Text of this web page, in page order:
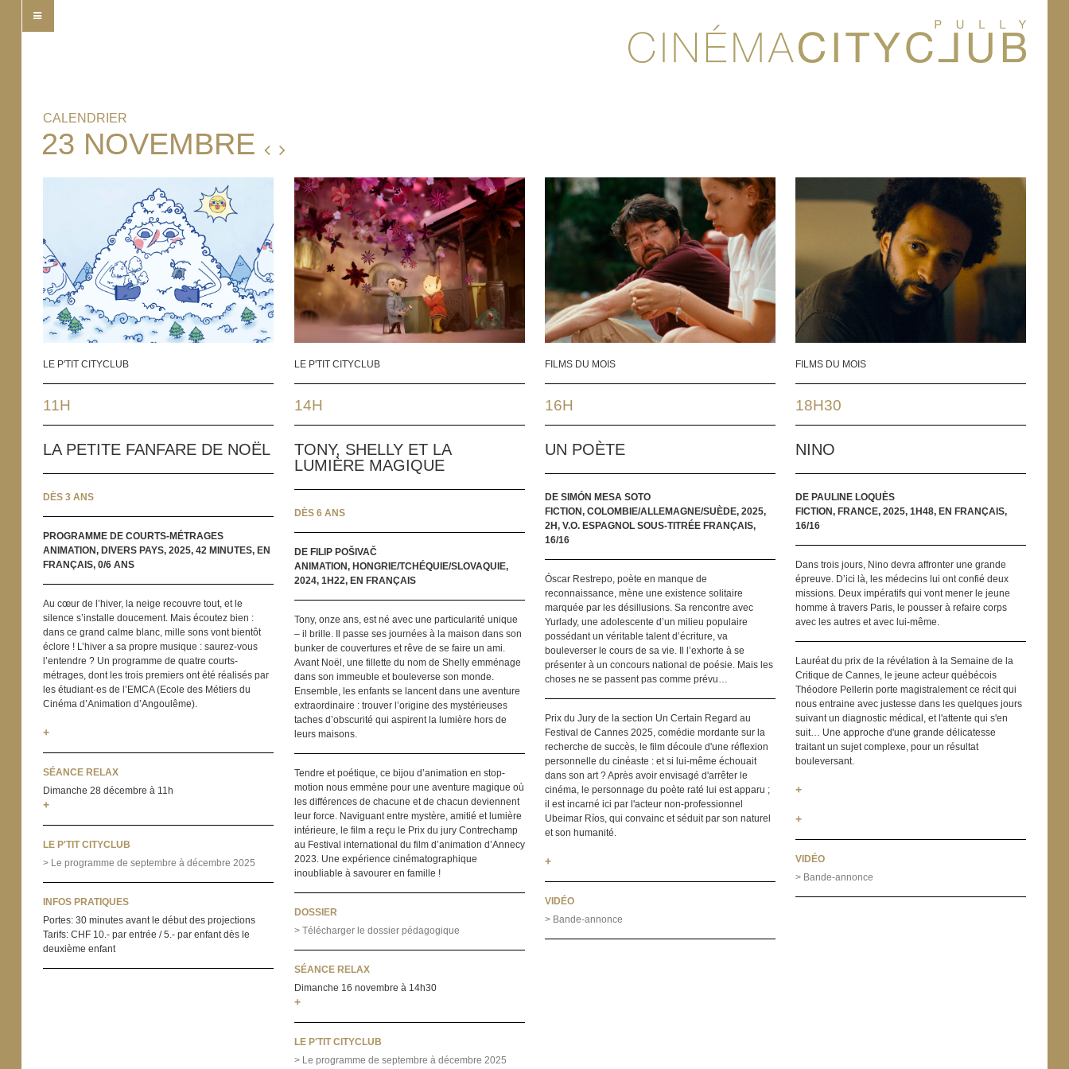
23 NOVEMBRE
LE P'TIT CITYCLUB
11H
LA PETITE FANFARE DE NOËL
DÈS 3 ANS
PROGRAMME DE COURTS-MÉTRAGES
ANIMATION, DIVERS PAYS, 2025, 42 MINUTES, EN
FRANÇAIS, 0/6 ANS
Au cœur de l’hiver, la neige recouvre tout, et le
silence s’installe doucement. Mais écoutez bien :
dans ce grand calme blanc, mille sons vont bientôt
éclore ! L’hiver a sa propre musique : saurez-vous
l’entendre ? Un programme de quatre courts-
métrages, dont les trois premiers ont été réalisés par
les étudiant·es de l’EMCA (Ecole des Métiers du
Cinéma d’Animation d’Angoulême).
+
SÉANCE RELAX
Dimanche 28 décembre à 11h
+
LE P'TIT CITYCLUB
> Le programme de septembre à décembre 2025
INFOS PRATIQUES
Portes: 30 minutes avant le début des projections
Tarifs: CHF 10.- par entrée / 5.- par enfant dès le
deuxième enfant
LE P'TIT CITYCLUB
14H
TONY, SHELLY ET LA
LUMIÈRE MAGIQUE
DÈS 6 ANS
DE FILIP POŠIVAČ
ANIMATION, HONGRIE/TCHÉQUIE/SLOVAQUIE,
2024, 1H22, EN FRANÇAIS
Tony, onze ans, est né avec une particularité unique
– il brille. Il passe ses journées à la maison dans son
bunker de couvertures et rêve de se faire un ami.
Avant Noël, une fillette du nom de Shelly emménage
dans son immeuble et bouleverse son monde.
Ensemble, les enfants se lancent dans une aventure
extraordinaire : trouver l’origine des mystérieuses
taches d’obscurité qui aspirent la lumière hors de
leurs maisons.
Tendre et poétique, ce bijou d’animation en stop-
motion nous emmène pour une aventure magique où
les différences de chacune et de chacun deviennent
leur force. Naviguant entre mystère, amitié et lumière
intérieure, le film a reçu le Prix du jury Contrechamp
au Festival international du film d’animation d’Annecy
2023. Une expérience cinématographique
inoubliable à savourer en famille !
DOSSIER
> Télécharger le dossier pédagogique
SÉANCE RELAX
Dimanche 16 novembre à 14h30
+
LE P'TIT CITYCLUB
> Le programme de septembre à décembre 2025
FILMS DU MOIS
16H
UN POÈTE
DE SIMÓN MESA SOTO
FICTION, COLOMBIE/ALLEMAGNE/SUÈDE, 2025,
2H, V.O. ESPAGNOL SOUS-TITRÉE FRANÇAIS,
16/16
Óscar Restrepo, poète en manque de
reconnaissance, mène une existence solitaire
marquée par les désillusions. Sa rencontre avec
Yurlady, une adolescente d’un milieu populaire
possédant un véritable talent d’écriture, va
bouleverser le cours de sa vie. Il l’exhorte à se
présenter à un concours national de poésie. Mais les
choses ne se passent pas comme prévu…
Prix du Jury de la section Un Certain Regard au
Festival de Cannes 2025, comédie mordante sur la
recherche de succès, le film découle d'une réflexion
personnelle du cinéaste : et si lui-même échouait
dans son art ? Après avoir envisagé d'arrêter le
cinéma, le personnage du poète raté lui est apparu ;
il est incarné ici par l'acteur non-professionnel
Ubeimar Ríos, qui convainc et séduit par son naturel
et son humanité.
+
VIDÉO
> Bande-annonce
FILMS DU MOIS
18H30
NINO
DE PAULINE LOQUÈS
FICTION, FRANCE, 2025, 1H48, EN FRANÇAIS,
16/16
Dans trois jours, Nino devra affronter une grande
épreuve. D’ici là, les médecins lui ont confié deux
missions. Deux impératifs qui vont mener le jeune
homme à travers Paris, le pousser à refaire corps
avec les autres et avec lui-même.
Lauréat du prix de la révélation à la Semaine de la
Critique de Cannes, le jeune acteur québécois
Théodore Pellerin porte magistralement ce récit qui
nous entraine avec justesse dans les quelques jours
suivant un diagnostic médical, et l'attente qui s'en
suit… Une approche d'une grande délicatesse
traitant un sujet complexe, pour un résultat
bouleversant.
+
+
VIDÉO
> Bande-annonce
CALENDRIER